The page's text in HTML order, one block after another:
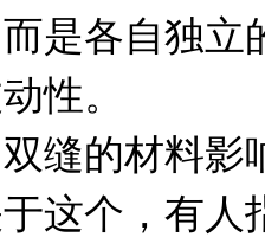
是各自独立
性。
缝的材料影
这个，有人